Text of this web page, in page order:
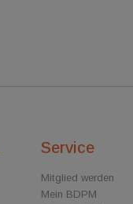
Service
Mitglied werden
Mein BDPM